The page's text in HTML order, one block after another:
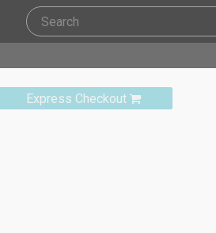
Express Checkout